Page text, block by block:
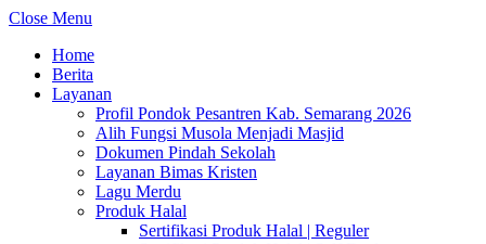
Close Menu
Home
Berita
Layanan
Profil Pondok Pesantren Kab. Semarang 2026
Alih Fungsi Musola Menjadi Masjid
Dokumen Pindah Sekolah
Layanan Bimas Kristen
Lagu Merdu
Produk Halal
Sertifikasi Produk Halal | Reguler